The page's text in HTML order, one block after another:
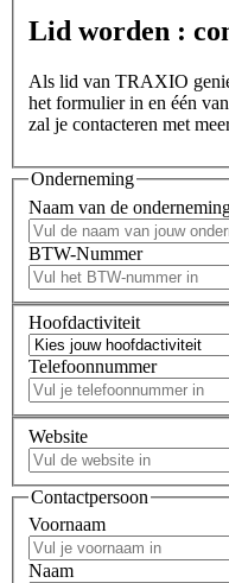
Lid worden :
Als lid van TRAXIO
het formulier in en één
zal je contacteren met
Onderneming
Naam van de
BTW-Nummer
Hoofdactiviteit
Telefoonnummer
Website
Contactpersoon
Voornaam
Naam